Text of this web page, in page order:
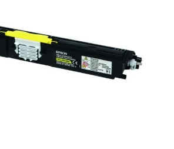
5%) : 2700
- jaune - toner de marque